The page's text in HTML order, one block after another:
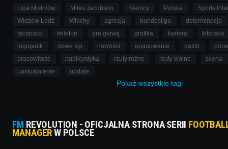
Liga Mistrzów
Miles Jacobson Niemcy Polska
Sports
Widzew Łódź
Włochy agresja bundesliga
determinacja
facepack
felieton gra głową grafika kariera
kitspack
logopack
nowe ligi nowości opanowanie patch
pracowitość
publicystyka rzuty rożne rzuty wolne
scena
uaktualnienie
update
Pokaż wszystkie tagi
FM REVOLUTION - OFICJALNA STRONA SERII
MANAGERW POLSCE